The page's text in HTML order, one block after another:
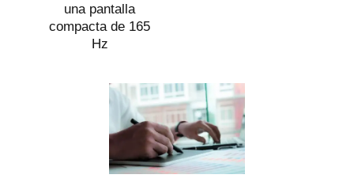
una pantalla
compacta de 165
Hz